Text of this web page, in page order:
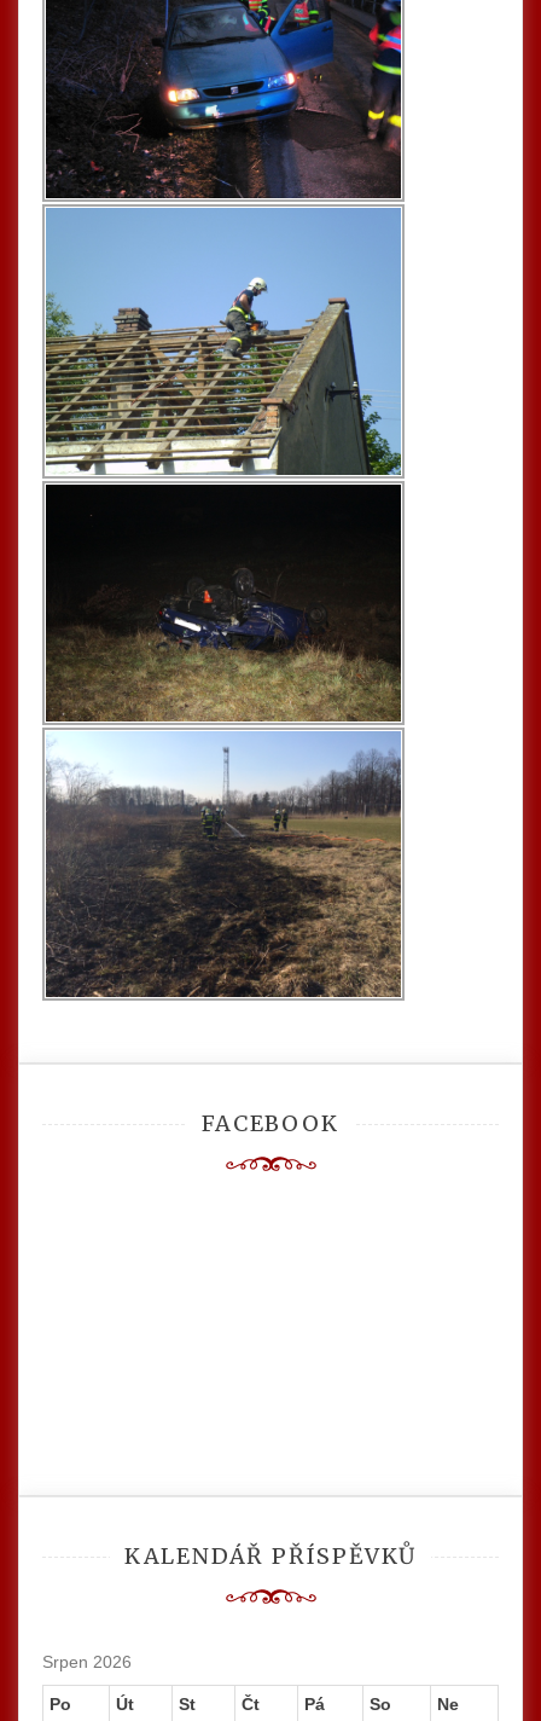
FACEBOOK
KALENDÁŘ PŘÍSPĚVKŮ
Srpen 2026
Po Út St Čt Pá So Ne